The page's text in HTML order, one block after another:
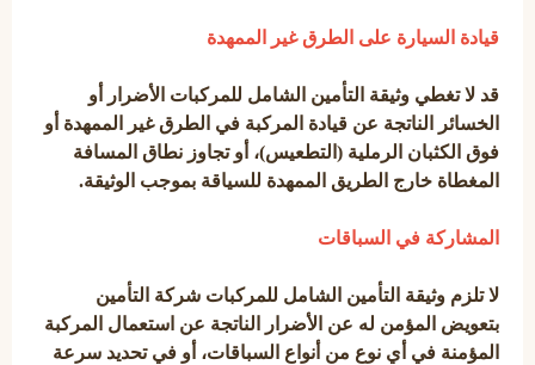
قيادة السيارة على الطرق غير الممهدة
قد لا تغطي وثيقة التأمين الشامل للمركبات الأضرار أو
الخسائر الناتجة عن قيادة المركبة في الطرق غير الممهدة أو
فوق الكثبان الرملية (التطعيس)، أو تجاوز نطاق المسافة
المغطاة خارج الطريق الممهدة للسياقة بموجب الوثيقة.
المشاركة في السباقات
لا تلزم وثيقة التأمين الشامل للمركبات شركة التأمين
بتعويض المؤمن له عن الأضرار الناتجة عن استعمال المركبة
المؤمنة في أي نوع من أنواع السباقات، أو في تحديد سرعة